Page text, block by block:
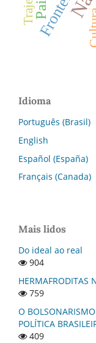
Idioma
Português (Brasil)
English
Español (España)
Français (Canada)
Mais lidos
Do ideal ao real
904
HERMAFRODITAS
759
O
POLÍTICA
409